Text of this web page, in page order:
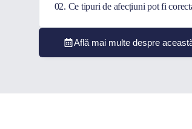
02. Ce tipuri de afecțiuni pot fi
Află mai multe despre